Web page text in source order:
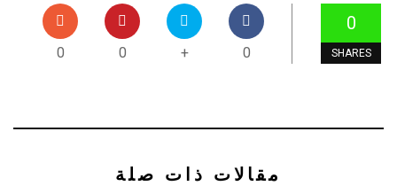
0
SHARES
0
+
0
0
مقالات ذات صلة